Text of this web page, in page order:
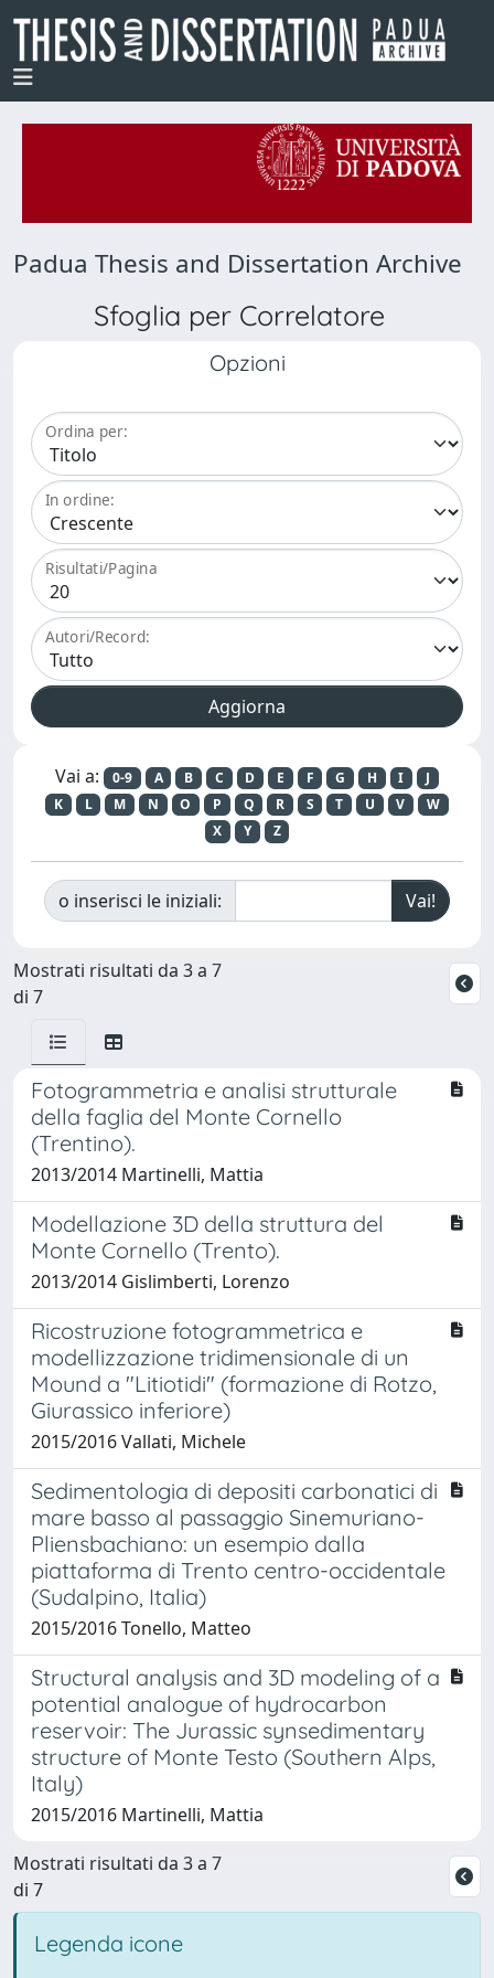
Padua Thesis and Dissertation Archive
Sfoglia per Correlatore
Opzioni
Ordina per:
In ordine:
Risultati/Pagina
Autori/Record:
Vai a: 0-9 A B C D E F G H I
J
K
L M N O P Q R S T U V
W
X
Y Z
o inserisci le iniziali:
Mostrati risultati da 3 a 7
di 7
Fotogrammetria e analisi strutturale
della faglia del Monte Cornello
(Trentino).
2013/2014 Martinelli, Mattia
Modellazione 3D della struttura del
Monte Cornello (Trento).
2013/2014 Gislimberti, Lorenzo
Ricostruzione fotogrammetrica e
modellizzazione tridimensionale di un
Mound a "Litiotidi" (formazione di Rotzo,
Giurassico inferiore)
2015/2016 Vallati, Michele
Sedimentologia di depositi carbonatici di
mare basso al passaggio Sinemuriano-
Pliensbachiano: un esempio dalla
piattaforma di Trento centro-occidentale
(Sudalpino, Italia)
2015/2016 Tonello, Matteo
Structural analysis and 3D modeling of a
potential analogue of hydrocarbon
reservoir: The Jurassic synsedimentary
structure of Monte Testo (Southern Alps,
Italy)
2015/2016 Martinelli, Mattia
Mostrati risultati da 3 a 7
di 7
Legenda icone